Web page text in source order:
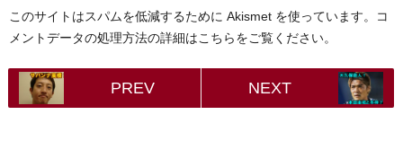
このサイトはスパムを低減するために Akismet を使っています。
コ
メントデータの処理方法の詳細はこちらをご覧ください。
PREV NEXT